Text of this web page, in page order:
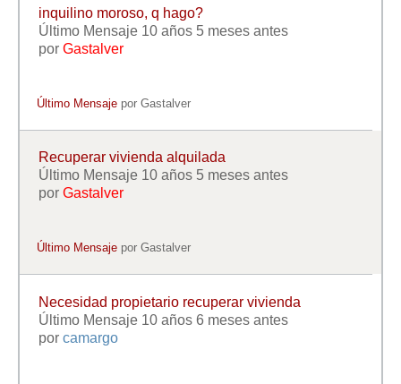
inquilino moroso, q hago?
Último Mensaje 10 años 5 meses antes
por Gastalver
Último Mensaje porGastalver
Recuperar vivienda alquilada
Último Mensaje 10 años 5 meses antes
por Gastalver
Último Mensaje porGastalver
Necesidad propietario recuperar vivienda
Último Mensaje 10 años 6 meses antes
por camargo